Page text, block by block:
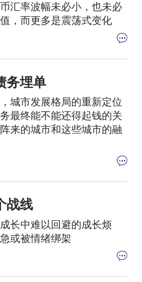
汇率波幅未必小，也未必
，而更多是震荡式变化
务埋单
城市发展格局的重新定位
最终能不能还得起钱的关
来的城市和这些城市的融
战线
长中难以回避的成长烦
或被情绪绑架